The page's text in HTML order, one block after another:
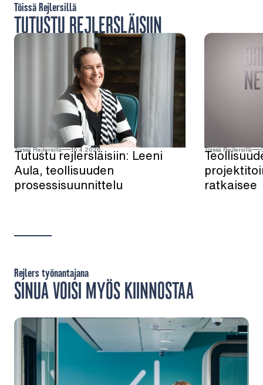
TUTUSTU REJLERSLÄISIIN
Töissä Rejlersillä
Töissä Rejlersillä 16.4.2026
Tutustu rejlersläisiin: Leeni
Aula, teollisuuden
prosessisuunnittelu
Töissä Rejlersillä
ratkaisee
SINUA VOISI MYÖS KIINNOSTAA
Rejlers työnantajana